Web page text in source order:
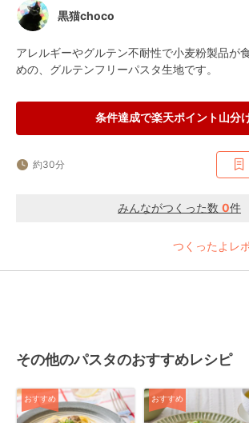
黒猫choco
アレルギーやグルテン不耐性で小麦粉製品が
めの、グルテンフリーパスタ生地です。
条件達成で楽天ポイント山分
約30分
みんながつくった数 0件
つくったよレ
その他のパスタのおすすめレシピ
おすすめ おすすめ